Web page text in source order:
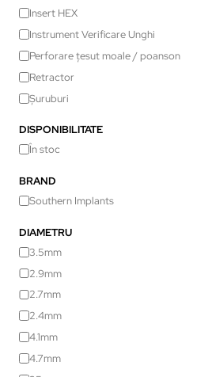
Insert HEX
Instrument Verificare Unghi
Perforare țesut moale / poanson
Retractor
Șuruburi
DISPONIBILITATE
În stoc
BRAND
Southern Implants
DIAMETRU
3.5mm
2.9mm
2.7mm
2.4mm
4.1mm
4.7mm